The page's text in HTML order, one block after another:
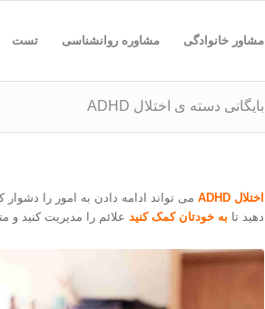
مشاور خانوادگی مشاوره روانشناسی تست
بایگانی دسته ی اختلال ADHD
اختلال ADHD
می تواند ادامه دادن به امور را دشوار
دهید تا به خودتان کمک کنید علائم را مدیریت کنید و